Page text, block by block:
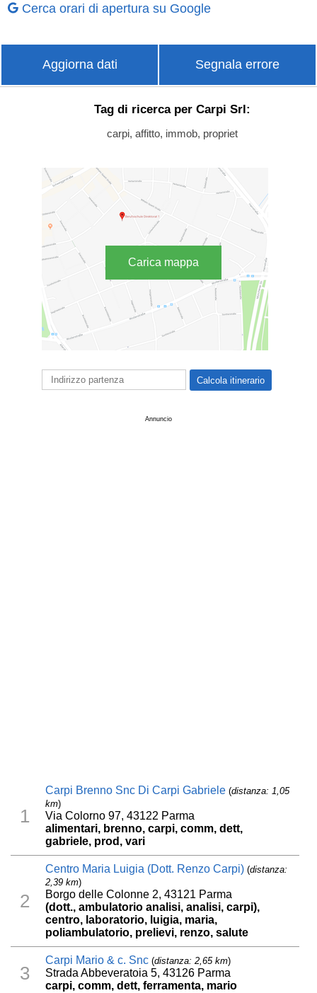
Cerca orari di apertura su Google
Aggiorna dati Segnala errore
Tag di ricerca per Carpi Srl:
carpi, affitto, immob, propriet
Carica mappa
Annuncio
1
Carpi Brenno Snc Di Carpi Gabriele (distanza: 1,05
km)
Via Colorno 97, 43122 Parma
alimentari, brenno, carpi, comm, dett,
gabriele, prod, vari
2
Centro Maria Luigia (Dott. Renzo Carpi) (distanza:
2,39 km)
Borgo delle Colonne 2, 43121 Parma
(dott., ambulatorio analisi, analisi, carpi),
centro, laboratorio, luigia, maria,
poliambulatorio, prelievi, renzo, salute
3
Carpi Mario & c. Snc (distanza: 2,65 km)
Strada Abbeveratoia 5, 43126 Parma
carpi, comm, dett, ferramenta, mario